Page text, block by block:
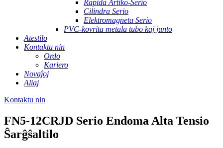
Rapida Artiko-Serio
Cilindra Serio
Elektromagneta Serio
PVC-kovrita metala tubo kaj junto
Atestilo
Kontaktu nin
Ordo
Kariero
Novaĵoj
Aliaj
Kontaktu nin
FN5-12CRJD Serio Endoma Alta Tensio
Ŝarĝŝaltilo